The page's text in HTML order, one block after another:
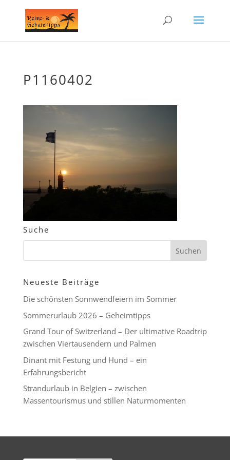
P1160402
Suche
Neueste Beiträge
Die schönsten Sonnwendfeiern im Sommer
Sommerurlaub 2026 – Geheimtipps
Grand Tour of Switzerland – Der ultimative Roadtrip
zwischen Viertausendern und Palmen
Dinant mit Festung und Hund – ein
Erfahrungsbericht
Strandurlaub in Belgien – zwischen
Massentourismus und stillen Naturmomenten